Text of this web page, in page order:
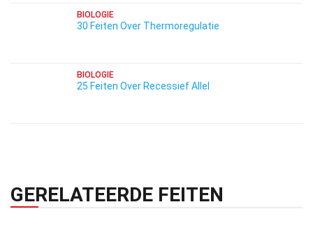
BIOLOGIE
30 Feiten Over Thermoregulatie
BIOLOGIE
25 Feiten Over Recessief Allel
GERELATEERDE FEITEN